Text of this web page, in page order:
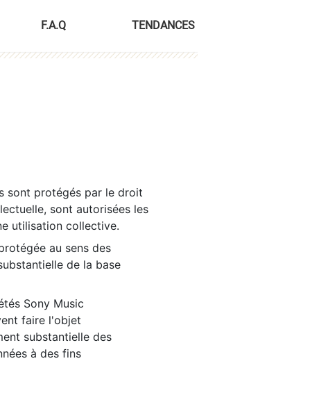
F.A.Q TENDANCES
sont protégés par le droit
sont autorisées les
utilisation collective.
au sens des
de la base
Sony Music
faire l'objet
substantielle des
à des fins